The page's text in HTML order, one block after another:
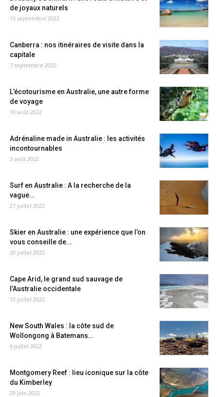
de joyaux naturels
15 septembre 2022
Canberra : nos itinéraires de visite dans la
capitale
7 septembre 2022
L’écotourisme en Australie, une autre forme
de voyage
10 août 2022
Adrénaline made in Australie : les activités
incontournables
3 août 2022
Surf en Australie : A la recherche de la
vague...
27 juillet 2022
Skier en Australie : une expérience que l’on
vous conseille de...
20 juillet 2022
Cape Arid, le grand sud sauvage de
l’Australie occidentale
13 juillet 2022
New South Wales : la côte sud de
Wollongong à Batemans...
6 juillet 2022
Montgomery Reef : lieu iconique sur la côte
du Kimberley
29 juin 2022